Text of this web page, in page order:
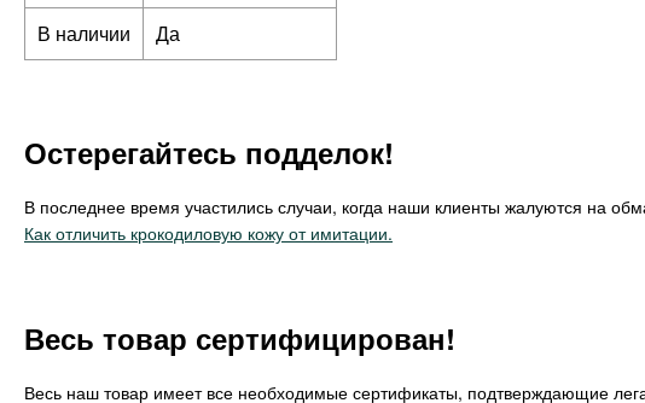
В наличии
Да
Остерегайтесь подделок!
В последнее время участились случаи, когда наши клиенты жалуются на
Как отличить крокодиловую кожу от имитации.
Весь товар сертифицирован!
Весь наш товар имеет все необходимые сертификаты, подтверждающие